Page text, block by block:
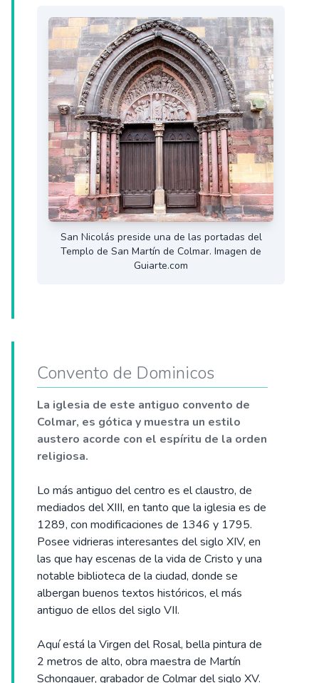
San Nicolás preside una de las portadas del
Templo de San Martín de Colmar. Imagen de
Guiarte.com
Convento de Dominicos
La iglesia de este antiguo convento de
Colmar, es gótica y muestra un estilo
austero acorde con el espíritu de la orden
religiosa.
Lo más antiguo del centro es el claustro, de
mediados del XIII, en tanto que la iglesia es de
1289, con modificaciones de 1346 y 1795.
Posee vidrieras interesantes del siglo XIV, en
las que hay escenas de la vida de Cristo y una
notable biblioteca de la ciudad, donde se
albergan buenos textos históricos, el más
antiguo de ellos del siglo VII.
Aquí está la Virgen del Rosal, bella pintura de
2 metros de alto, obra maestra de Martín
Schongauer, grabador de Colmar del siglo XV.